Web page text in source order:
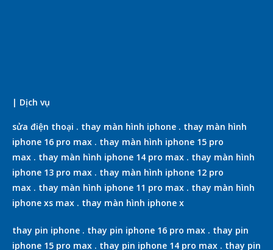
| Dịch vụ
sửa điện thoại . thay màn hình iphone . thay màn hình
iphone 16 pro max . thay màn hình iphone 15 pro
max . thay màn hình iphone 14 pro max . thay màn hình
iphone 13 pro max . thay màn hình iphone 12 pro
max . thay màn hình iphone 11 pro max . thay màn hình
iphone xs max . thay màn hình iphone x
thay pin iphone . thay pin iphone 16 pro max . thay pin
iphone 15 pro max . thay pin iphone 14 pro max . thay pin